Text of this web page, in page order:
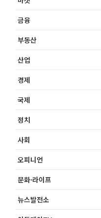
금융
부동산
산업
경제
국제
정치
사회
오피니언
문화·라이프
뉴스발전소